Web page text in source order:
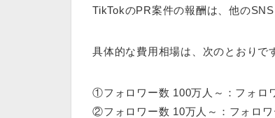
TikTokのPR案件の報酬は、他の
具体的な費用相場は、次のとおりで
①フォロワー数 100万人～：フォロ
②フォロワー数 10万人～：フォロ